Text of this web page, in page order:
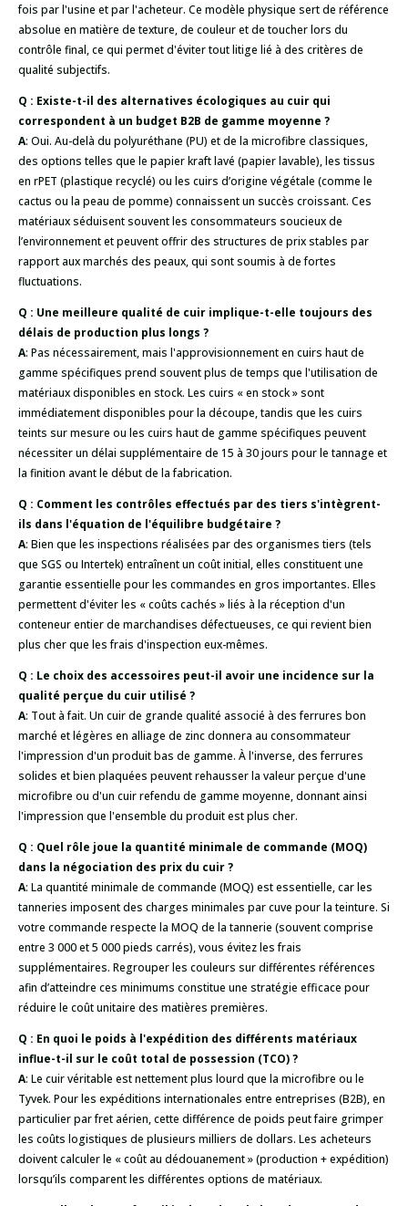
fois par l'usine et par l'acheteur. Ce modèle physique sert de référence
absolue en matière de texture, de couleur et de toucher lors du
contrôle final, ce qui permet d'éviter tout litige lié à des critères de
qualité subjectifs.
Q : Existe-t-il des alternatives écologiques au cuir qui
correspondent à un budget B2B de gamme moyenne ?
A: Oui. Au-delà du polyuréthane (PU) et de la microfibre classiques,
des options telles que le papier kraft lavé (papier lavable), les tissus
en rPET (plastique recyclé) ou les cuirs d’origine végétale (comme le
cactus ou la peau de pomme) connaissent un succès croissant. Ces
matériaux séduisent souvent les consommateurs soucieux de
l’environnement et peuvent offrir des structures de prix stables par
rapport aux marchés des peaux, qui sont soumis à de fortes
fluctuations.
Q : Une meilleure qualité de cuir implique-t-elle toujours des
délais de production plus longs ?
A: Pas nécessairement, mais l'approvisionnement en cuirs haut de
gamme spécifiques prend souvent plus de temps que l'utilisation de
matériaux disponibles en stock. Les cuirs « en stock » sont
immédiatement disponibles pour la découpe, tandis que les cuirs
teints sur mesure ou les cuirs haut de gamme spécifiques peuvent
nécessiter un délai supplémentaire de 15 à 30 jours pour le tannage et
la finition avant le début de la fabrication.
Q : Comment les contrôles effectués par des tiers s'intègrent-
ils dans l'équation de l'équilibre budgétaire ?
A: Bien que les inspections réalisées par des organismes tiers (tels
que SGS ou Intertek) entraînent un coût initial, elles constituent une
garantie essentielle pour les commandes en gros importantes. Elles
permettent d'éviter les « coûts cachés » liés à la réception d'un
conteneur entier de marchandises défectueuses, ce qui revient bien
plus cher que les frais d'inspection eux-mêmes.
Q : Le choix des accessoires peut-il avoir une incidence sur la
qualité perçue du cuir utilisé ?
A: Tout à fait. Un cuir de grande qualité associé à des ferrures bon
marché et légères en alliage de zinc donnera au consommateur
l'impression d'un produit bas de gamme. À l'inverse, des ferrures
solides et bien plaquées peuvent rehausser la valeur perçue d'une
microfibre ou d'un cuir refendu de gamme moyenne, donnant ainsi
l'impression que l'ensemble du produit est plus cher.
Q : Quel rôle joue la quantité minimale de commande (MOQ)
dans la négociation des prix du cuir ?
A: La quantité minimale de commande (MOQ) est essentielle, car les
tanneries imposent des charges minimales par cuve pour la teinture. Si
votre commande respecte la MOQ de la tannerie (souvent comprise
entre 3 000 et 5 000 pieds carrés), vous évitez les frais
supplémentaires. Regrouper les couleurs sur différentes références
afin d’atteindre ces minimums constitue une stratégie efficace pour
réduire le coût unitaire des matières premières.
Q : En quoi le poids à l'expédition des différents matériaux
influe-t-il sur le coût total de possession (TCO) ?
A: Le cuir véritable est nettement plus lourd que la microfibre ou le
Tyvek. Pour les expéditions internationales entre entreprises (B2B), en
particulier par fret aérien, cette différence de poids peut faire grimper
les coûts logistiques de plusieurs milliers de dollars. Les acheteurs
doivent calculer le « coût au dédouanement » (production + expédition)
lorsqu’ils comparent les différentes options de matériaux.